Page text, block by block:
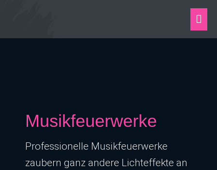
Musikfeuerwerke
Professionelle Musikfeuerwerke
zaubern ganz andere Lichteffekte an